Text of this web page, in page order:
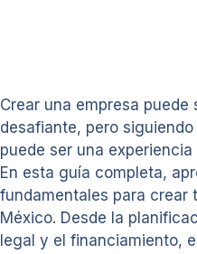
Crear una empresa puede
desafiante, pero
puede ser una
En esta guía completa,
fundamentales para crear
México. Desde la
legal y el financiamiento,